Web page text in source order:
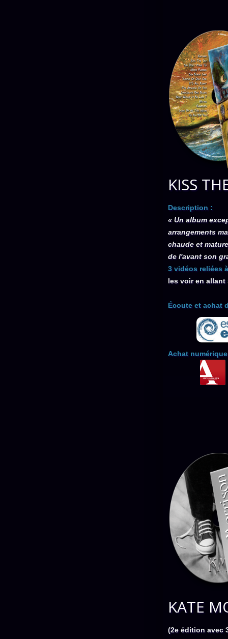
KISS
Description :
« Un album
arrangements
chaude et
de l'avant son
3 vidéos reliées
les voir en allant
Écoute et achat
Achat
KATE
(2e édition avec